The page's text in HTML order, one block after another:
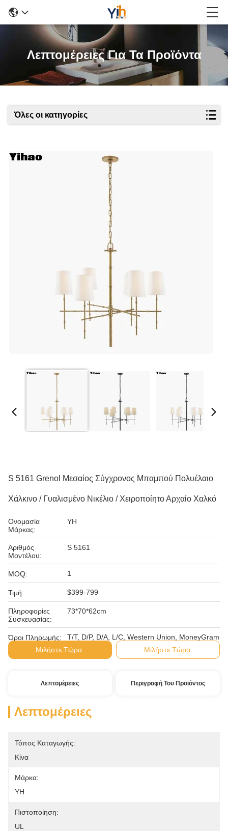
Λεπτομέρειες Για Τα Προϊόντα
Όλες οι κατηγορίες
S 5161 Grenol Μεσαίος Σύγχρονος Μπαμπού Πολυέλαιο
Χάλκινο / Γυαλισμένο Νικέλιο / Χειροποίητο Αρχαίο Χαλκό
Ονομασία
Μάρκας:
YH
Αριθμός
Μοντέλου:
S 5161
MOQ: 1
Τιμή: $399-799
Πληροφορίες
Συσκευασίας:
73*70*62cm
Όροι Πληρωμής:
Τ/Τ, D/P, D/A, L/C, Western Union, MoneyGram
Μιλήστε Τώρα.
Μιλήστε Τώρα.
Λεπτομέρειες Περιγραφή Του Προϊόντος
Λεπτομέρειες
Τόπος Καταγωγής:
Κίνα
Μάρκα:
YH
Πιστοποίηση:
UL